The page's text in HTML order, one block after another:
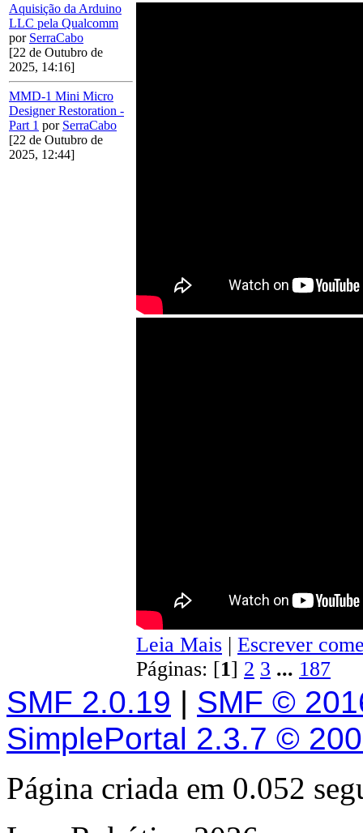
Aquisição da Arduino
LLC pela Qualcomm
por SerraCabo
[22 de Outubro de
2025, 14:16]
MMD-1 Mini Micro
Designer Restoration -
Part 1 por SerraCabo
[22 de Outubro de
2025, 12:44]
Leia Mais | Escrever
Páginas: [1] 2 3 ... 187
SMF 2.0.19 | SMF ©
SimplePortal 2.3.7 ©
Página criada em 0.052